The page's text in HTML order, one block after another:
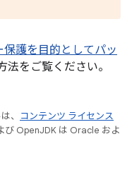
護を目的としてパッ
法をご覧ください。
、
コンテンツ ライセンス
び OpenJDK は Oracle およ